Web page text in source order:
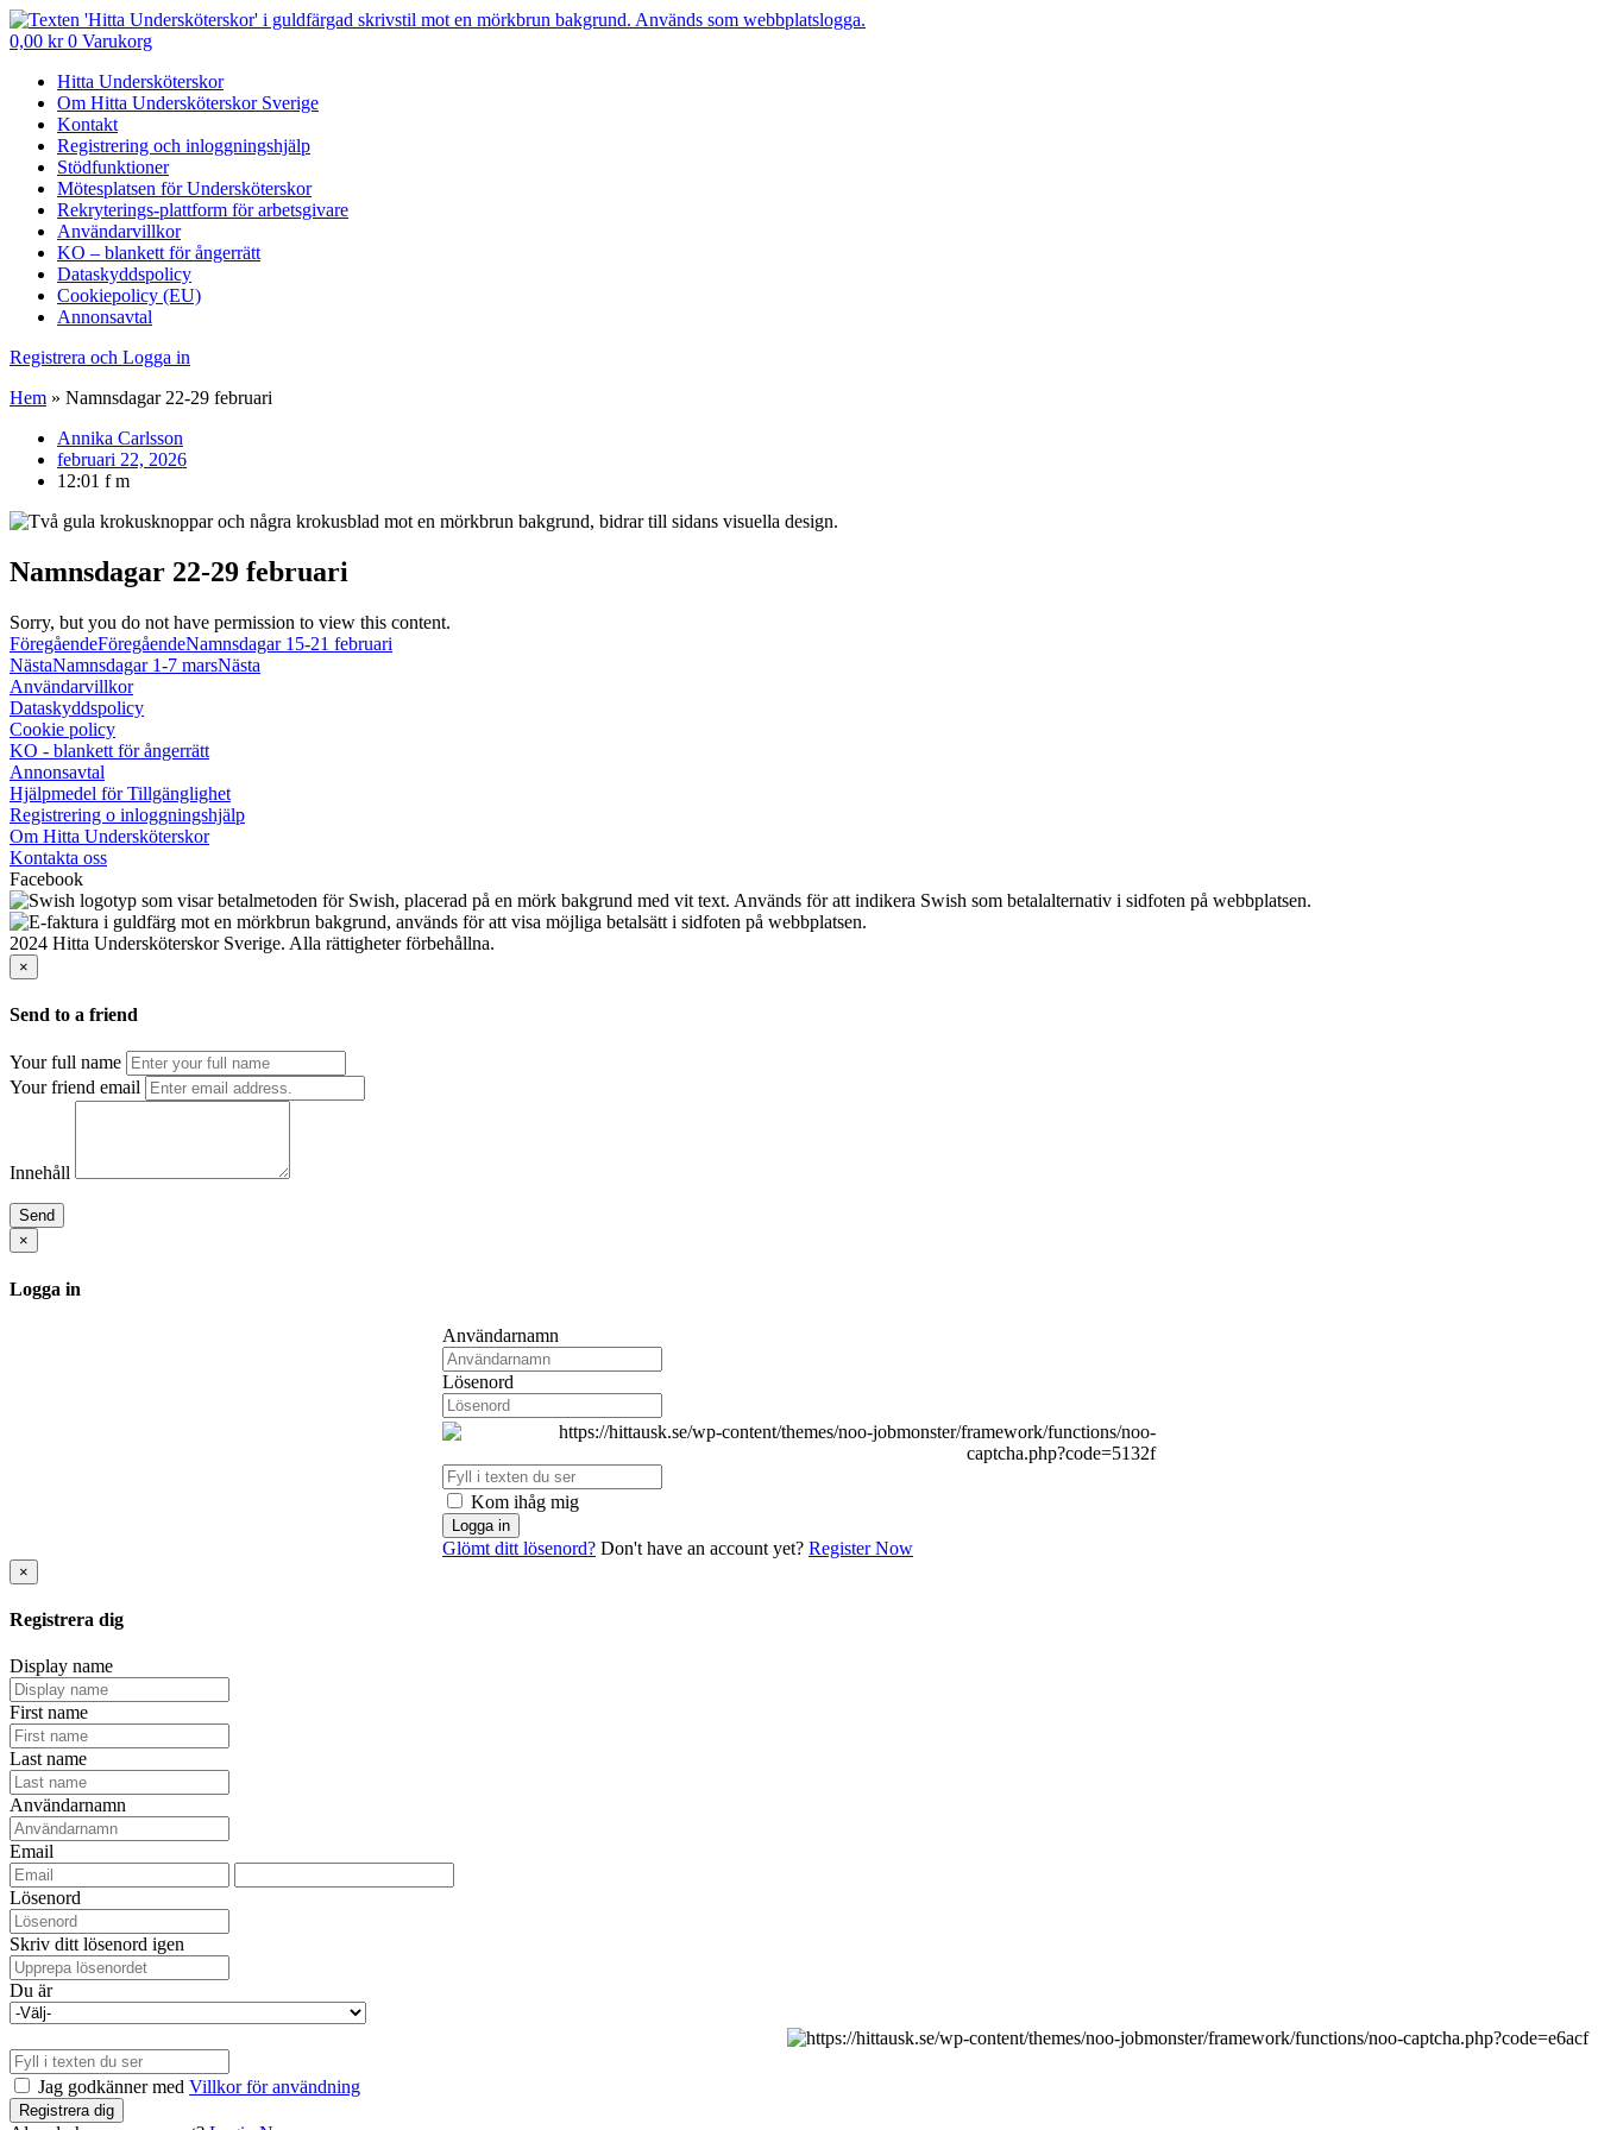
0,00 kr 0 Varukorg
Hitta Undersköterskor
Om Hitta Undersköterskor Sverige
Kontakt
Registrering och inloggningshjälp
Stödfunktioner
Mötesplatsen för Undersköterskor
Rekryterings-plattform för arbetsgivare
Användarvillkor
KO – blankett för ångerrätt
Dataskyddspolicy
Cookiepolicy (EU)
Annonsavtal
Registrera och Logga in
Hem » Namnsdagar 22-29 februari
Annika Carlsson
februari 22, 2026
12:01 f m
Namnsdagar 22-29 februari
Sorry, but you do not have permission to view this content.
FöregåendeFöregåendeNamnsdagar 15-21 februari
NästaNamnsdagar 1-7 marsNästa
Användarvillkor
Dataskyddspolicy
Cookie policy
KO - blankett för ångerrätt
Annonsavtal
Hjälpmedel för Tillgänglighet
Registrering o inloggningshjälp
Om Hitta Undersköterskor
Kontakta oss
Facebook
2024 Hitta Undersköterskor Sverige. Alla rättigheter förbehållna.
×
Send to a friend
Your full name
Your friend email
Innehåll
Send
×
Logga in
Användarnamn
Lösenord
Kom ihåg mig
Logga in
Glömt ditt lösenord? Don't have an account yet? Register Now
×
Registrera dig
Display name
First name
Last name
Användarnamn
Email
Lösenord
Skriv ditt lösenord igen
Du är
Jag godkänner med Villkor för användning
Registrera dig